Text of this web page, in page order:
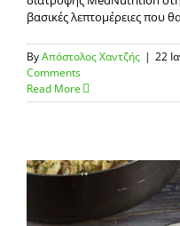
βασικές λεπτομέρειες που
ByΑπόστολος Χαντζής | 22
Comments
Read More